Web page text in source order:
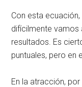
Con esta
difícilmente vamos
resultados. Es
puntuales, pero en
En la atracción,